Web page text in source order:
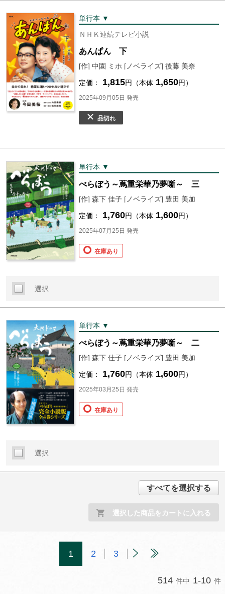
単行本 ▼
ＮＨＫ連続テレビ小説
あんぱん 下
[作] 中園 ミホ [ノベライズ] 後藤 美奈
定価： 1,815円（本体 1,650円）
2025年09月05日 発売
品切れ
単行本 ▼
べらぼう～蔦重栄華乃夢噺～ 三
[作] 森下 佳子 [ノベライズ] 豊田 美加
定価： 1,760円（本体 1,600円）
2025年07月25日 発売
在庫あり
選択
単行本 ▼
べらぼう～蔦重栄華乃夢噺～ 二
[作] 森下 佳子 [ノベライズ] 豊田 美加
定価： 1,760円（本体 1,600円）
2025年03月25日 発売
在庫あり
選択
すべてを選択する
選択した商品をカートに入れる
1 2 3
514 件中 1-10 件